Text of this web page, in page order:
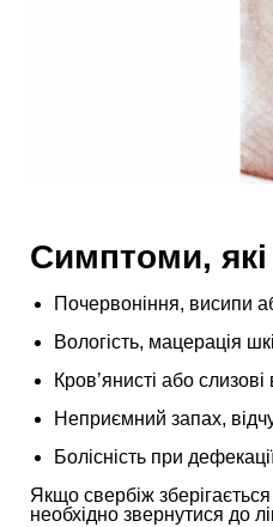
Симптоми,
Почервоніння, висипи
Вологість, мацерація
Кров’янисті або
Неприємний запах,
Болісність при
Якщо свербіж
необхідно звернутися до